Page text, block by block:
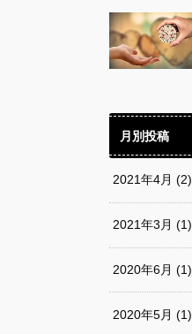
月別投稿
2021年4月 (2)
2021年3月 (1)
2020年6月 (1)
2020年5月 (1)